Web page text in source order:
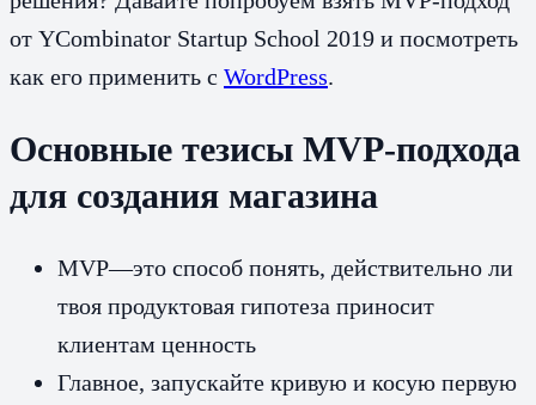
от YCombinator Startup School 2019 и посмотреть
как его применить с WordPress.
Основные тезисы MVP-подхода
для создания магазина
MVP—это способ понять, действительно ли
твоя продуктовая гипотеза приносит
клиентам ценность
Главное, запускайте кривую и косую первую